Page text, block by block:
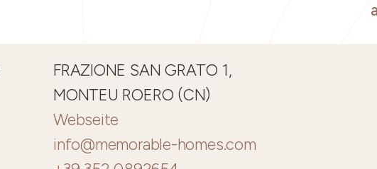
FRAZIONE SAN GRATO 1,
MONTEU ROERO (CN)
Webseite
info@memorable-homes.com